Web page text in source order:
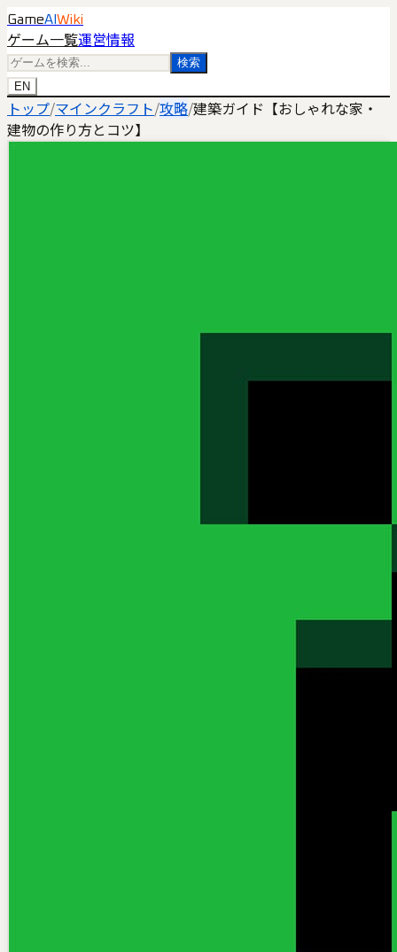
GameAI Wiki
ゲーム一覧運営情報
検索
EN
トップ/マインクラフト/攻略/建築ガイド【おしゃれな家・
建物の作り方とコツ】